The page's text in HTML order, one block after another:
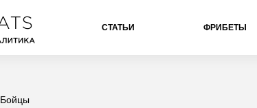
СТАТЬИ ФРИБЕТЫ
Бойцы